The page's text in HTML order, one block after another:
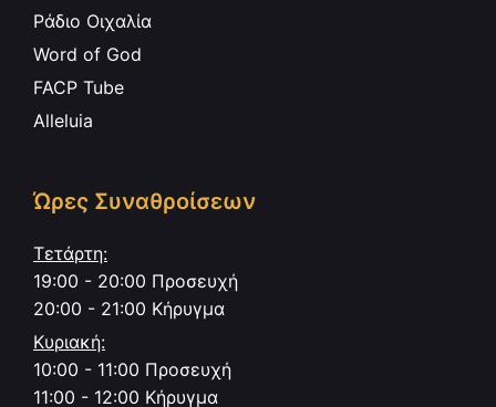
Ράδιο Οιχαλία
Word of God
FACP Tube
Alleluia
Ώρες Συναθροίσεων
Τετάρτη:
19:00 - 20:00 Προσευχή
20:00 - 21:00 Κήρυγμα
Κυριακή:
10:00 - 11:00 Προσευχή
11:00 - 12:00 Κήρυγμα